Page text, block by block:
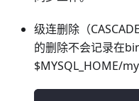
级连删除（
的删除不会记录在
$MYSQL_HOME/